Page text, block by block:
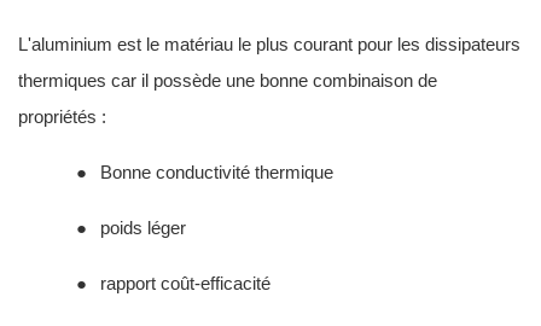
L'aluminium est le matériau le plus courant pour les dissipateurs
thermiques car il possède une bonne combinaison de
propriétés :
● Bonne conductivité thermique
● poids léger
● rapport coût-efficacité